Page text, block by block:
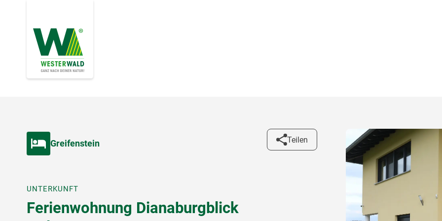
Greifenstein Teilen
UNTERKUNFT
Ferienwohnung Dianaburgblick